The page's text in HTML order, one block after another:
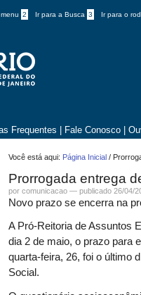
2 Ir para a Busca 3 Ir para o
Frequentes Fale Conosco
Você está aqui: Página Inicial /
Prorrogada entrega
por comunicacao —publicado 26/04/
Novo prazo se encerra na
A Pró-Reitoria de Assuntos
dia 2 de maio, o prazo para
quarta-feira, 26, foi o último
Social.